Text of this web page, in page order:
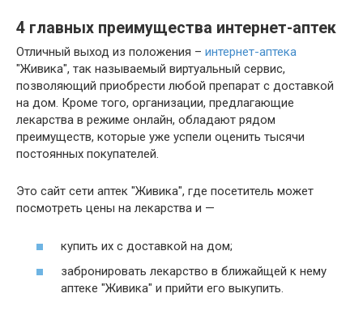
4 главных преимущества интернет-аптек
Отличный выход из положения – интернет-аптека
"Живика", так называемый виртуальный сервис,
позволяющий приобрести любой препарат с доставкой
на дом. Кроме того, организации, предлагающие
лекарства в режиме онлайн, обладают рядом
преимуществ, которые уже успели оценить тысячи
постоянных покупателей.
Это сайт сети аптек "Живика", где посетитель может
посмотреть цены на лекарства и —
купить их с доставкой на дом;
забронировать лекарство в ближайщей к нему
аптеке "Живика" и прийти его выкупить.